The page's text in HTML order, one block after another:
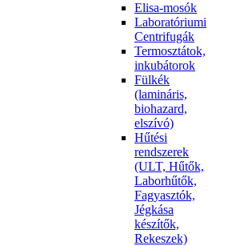
Elisa-mosók
Laboratóriumi
Centrifugák
Termosztátok,
inkubátorok
Fülkék
(lamináris,
biohazard,
elszívó)
Hűtési
rendszerek
(ULT, Hűtők,
Laborhűtők,
Fagyasztók,
Jégkása
készítők,
Rekeszek)